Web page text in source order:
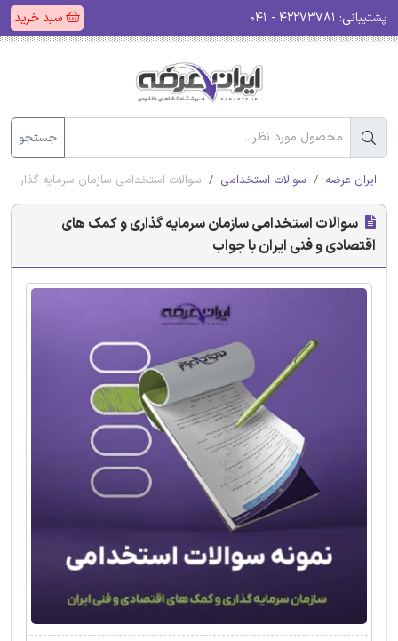
پشتیبانی: سبد خرید
جستجو
ایران عرضه سوالات استخدامی سوالات استخدامی سازمان سرمایه گذاری
سوالات استخدامی سازمان سرمایه گذاری و کمک های
اقتصادی و فنی ایران با جواب